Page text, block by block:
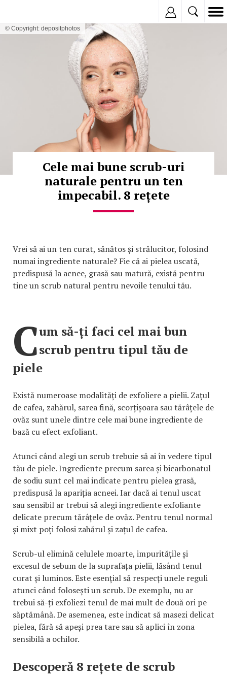
© Copyright: depositphotos
Cele mai bune scrub-uri
naturale pentru un ten
impecabil. 8 rețete
Vrei să ai un ten curat, sănătos și strălucitor, folosind
numai ingrediente naturale? Fie că ai pielea uscată,
predispusă la acnee, grasă sau matură, există pentru
tine un scrub natural pentru nevoile tenului tău.
Cum să-ți faci cel mai bun
scrub pentru tipul tău de
piele
Există numeroase modalități de exfoliere a pielii. Zațul
de cafea, zahărul, sarea fină, scorțișoara sau tărâțele de
ovăz sunt unele dintre cele mai bune ingrediente de
bază cu efect exfoliant.
Atunci când alegi un scrub trebuie să ai în vedere tipul
tău de piele. Ingrediente precum sarea și bicarbonatul
de sodiu sunt cel mai indicate pentru pielea grasă,
predispusă la apariția acneei. Iar dacă ai tenul uscat
sau sensibil ar trebui să alegi ingrediente exfoliante
delicate precum tărâțele de ovăz. Pentru tenul normal
și mixt poți folosi zahărul și zațul de cafea.
Scrub-ul elimină celulele moarte, impuritățile și
excesul de sebum de la suprafața pielii, lăsând tenul
curat și luminos. Este esențial să respecți unele reguli
atunci când folosești un scrub. De exemplu, nu ar
trebui să-ți exfoliezi tenul de mai mult de două ori pe
săptămână. De asemenea, este indicat să masezi delicat
pielea, fără să apeși prea tare sau să aplici în zona
sensibilă a ochilor.
Descoperă 8 rețete de scrub